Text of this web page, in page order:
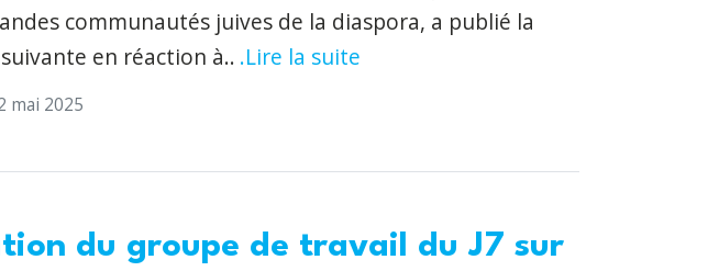
communautés juives de la diaspora, a publié la
en réaction à.. .Lire la suite
mai 2025
du groupe de travail du J7 sur